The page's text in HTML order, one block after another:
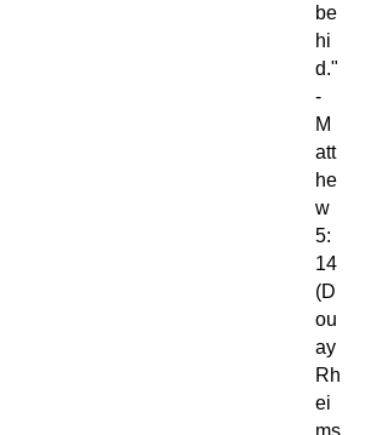
be
hi
d."
-
M
att
he
w
5:
14
(D
ou
ay
Rh
ei
ms